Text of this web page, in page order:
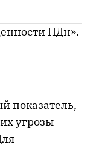
ПДн».
показатель,
угрозы